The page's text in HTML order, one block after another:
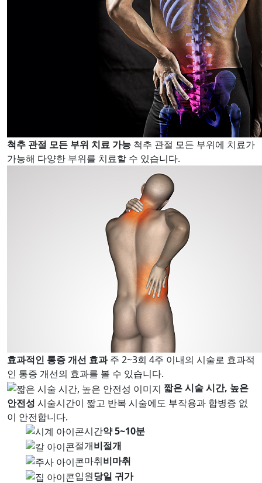
척추 관절 모든 부위 치료 가능 척추 관절 모든 부위에 치료가
가능해 다양한 부위를 치료할 수 있습니다.
효과적인 통증 개선 효과 주 2~3회 4주 이내의 시술로 효과적
인 통증 개선의 효과를 볼 수 있습니다.
짧은 시술 시간, 높은
안전성 시술시간이 짧고 반복 시술에도 부작용과 합병증 없
이 안전합니다.
시간약 5~10분
절개비절개
마취비마취
입원당일 귀가